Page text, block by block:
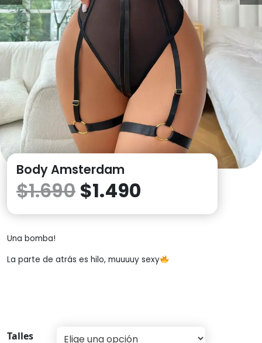
Body Amsterdam
$1.690 $1.490
Una bomba!
La parte de atrás es hilo, muuuuy sexy
Talles